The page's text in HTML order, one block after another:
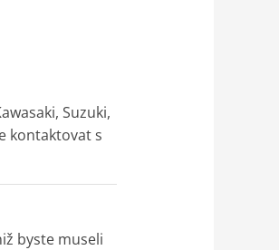
Suzuki,
kontaktovat s
byste museli